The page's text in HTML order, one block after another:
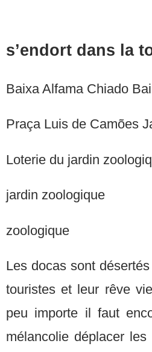
s’endort dans la
Baixa Alfama Chiado
Praça Luis de Camões
Loterie du jardin
jardin zoologique
zoologique
Les docas sont
touristes et leur rêve
peu importe il faut
mélancolie déplacer